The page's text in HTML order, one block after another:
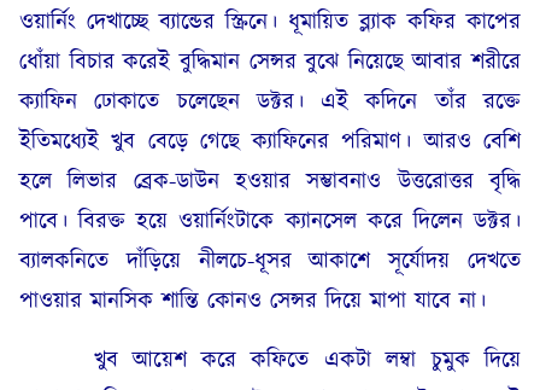
ওয়ার্নিং দেখাচ্ছে ব্যান্ডের স্ক্রিনে। ধূমায়িত ব্ল্যাক কফির কাপের
ধোঁয়া বিচার করেই বুদ্ধিমান সেন্সর বুঝে নিয়েছে আবার শরীরে
ক্যাফিন ঢোকাতে চলেছেন ডক্টর। এই কদিনে তাঁর রক্তে
ইতিমধ্যেই খুব বেড়ে গেছে ক্যাফিনের পরিমাণ। আরও বেশি
হলে লিভার ব্রেক-ডাউন হওয়ার সম্ভাবনাও উত্তরোত্তর বৃদ্ধি
পাবে। বিরক্ত হয়ে ওয়ার্নিংটাকে ক্যানসেল করে দিলেন ডক্টর।
ব্যালকনিতে দাঁড়িয়ে নীলচে-ধূসর আকাশে সূর্যোদয় দেখতে
পাওয়ার মানসিক শান্তি কোনও সেন্সর দিয়ে মাপা যাবে না।
খুব আয়েশ করে কফিতে একটা লম্বা চুমুক দিয়ে